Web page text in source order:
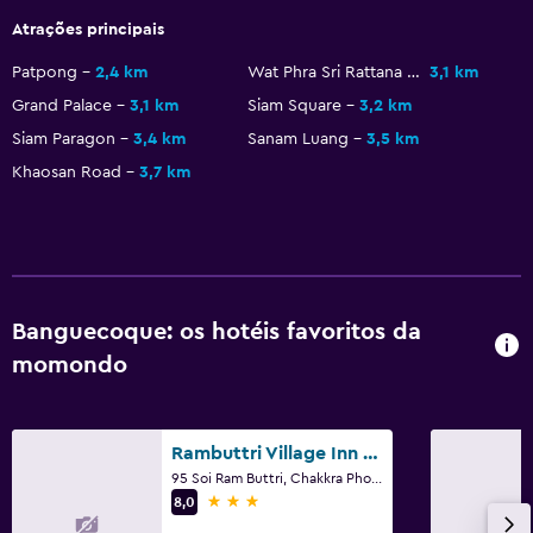
Piscina exterior
Banho turco
Sauna
Acessibilidade e conveniência
Atrações principais
Patpong 2,4 km Wat Phra Sri Rattana Satsadaram
3,1 km
Grand Palace
3,1 km Siam Square
3,2 km
Siam Paragon
3,4 km Sanam Luang
3,5 km
Khaosan Road
3,7 km
Banguecoque: os hotéis favoritos da
momondo
Rambuttri Village Inn & Plaza
8,0
3 estrelas